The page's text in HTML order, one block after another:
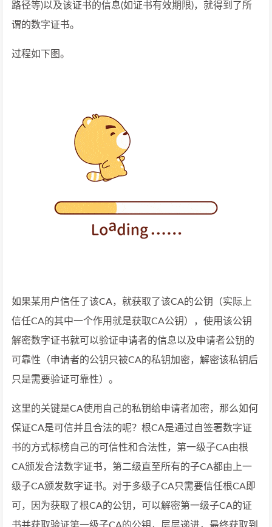
路径等)以及该证书的信息(如证书有效期限)，就得到了所
谓的数字证书。
过程如下图。
如果某用户信任了该CA，就获取了该CA的公钥（实际上
信任CA的其中一个作用就是获取CA公钥），使用该公钥
解密数字证书就可以验证申请者的信息以及申请者公钥的
可靠性（申请者的公钥只被CA的私钥加密，解密该私钥后
只是需要验证可靠性）。
这里的关键是CA使用自己的私钥给申请者加密，那么如何
保证CA是可信并且合法的呢？根CA是通过自签署数字证
书的方式标榜自己的可信性和合法性，第一级子CA由根
CA颁发合法数字证书，第二级直至所有的子CA都由上一
级子CA颁发数字证书。对于多级子CA只需要信任根CA即
可，因为获取了根CA的公钥，可以解密第一级子CA的证